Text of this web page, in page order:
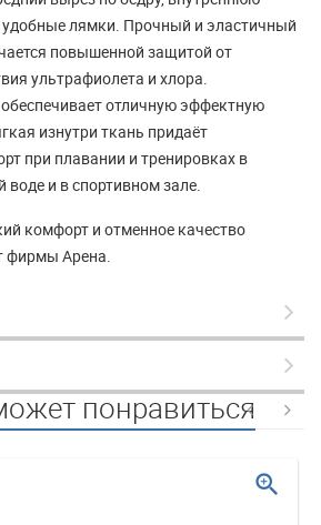
лямки. Прочный и эластичный
повышенной защитой от
ультрафиолета и хлора.
отличную эффектную
изнутри ткань придаёт
при плавании и тренировках в
воде и в спортивном зале.
комфорт и отменное качество
фирмы Арена.
понравиться
zoom_in